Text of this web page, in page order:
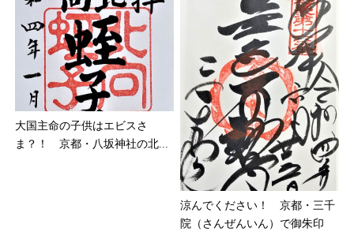
大国主命の子供はエビスさ
ま？！ 京都・八坂神社の北...
涼んでください！ 京都・三千
院（さんぜんいん）で御朱印